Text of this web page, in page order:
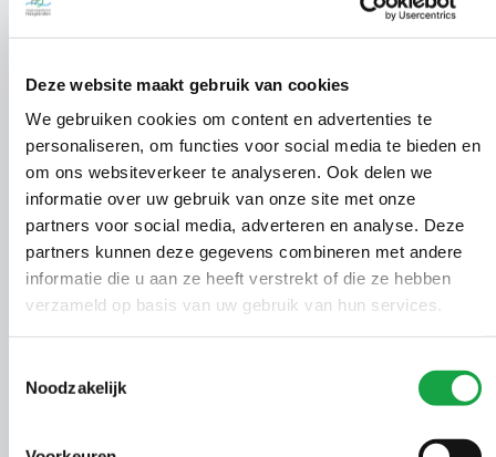
Deze website maakt gebruik van cookies
We gebruiken cookies om content en advertenties te
personaliseren, om functies voor social media te bieden en
om ons websiteverkeer te analyseren. Ook delen we
informatie over uw gebruik van onze site met onze
partners voor social media, adverteren en analyse. Deze
partners kunnen deze gegevens combineren met andere
informatie die u aan ze heeft verstrekt of die ze hebben
verzameld op basis van uw gebruik van hun services.
Noodzakelijk
1894 01032623 09-06-
1895
natuurbescherming
01019042
1896
Ontheffing Wet
natuurbescherming
01026007
1897
Ontheffing Wet
natuurbescherming
00616897 07-06-
1898 01005961 02-06-
02-06-